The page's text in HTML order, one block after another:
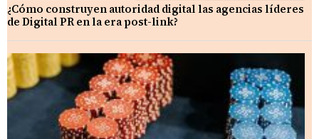
¿Cómo construyen autoridad digital las agencias líderes
de Digital PR en la era post-link?